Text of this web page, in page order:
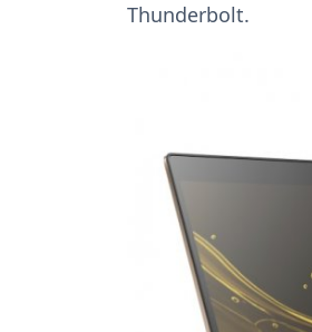
Thunderbolt.